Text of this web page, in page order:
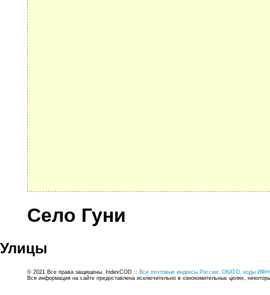
Село Гуни
Улицы
© 2021 Все права защищены. IndexCOD :: Все почтовые индексы России, ОКАТО, коды
Вся информация на сайте предоставлена исключительно в ознокомительных целях,